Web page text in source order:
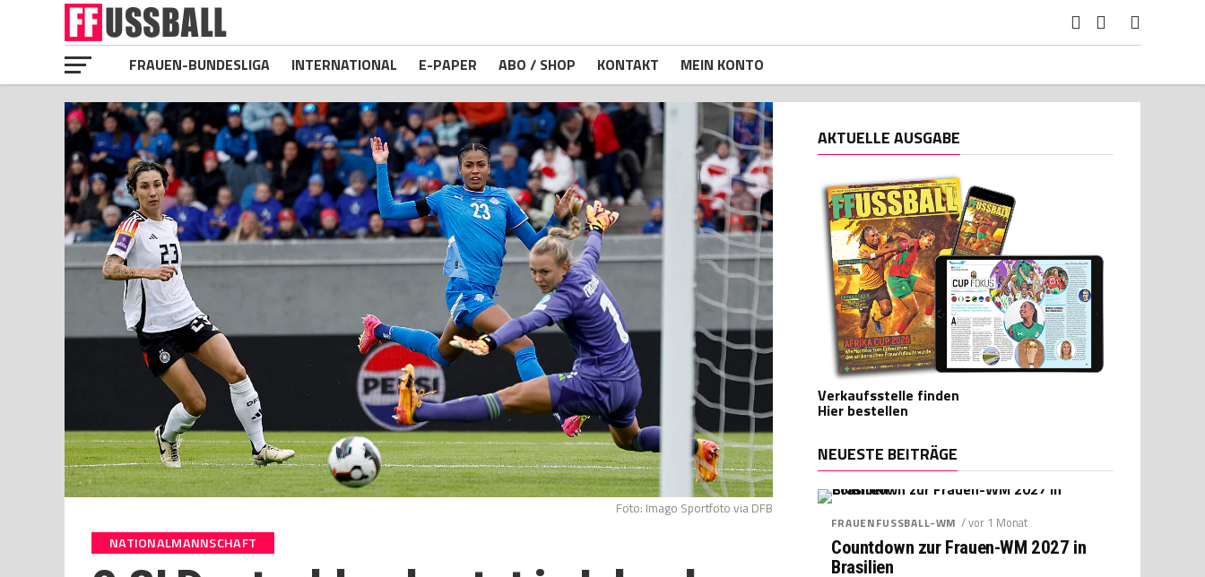
FRAUEN-BUNDESLIGA INTERNATIONAL E-PAPER ABO / SHOP KONTAKT MEIN KONTO
Foto: Imago Sportfoto via DFB
NATIONALMANNSCHAFT
AKTUELLE AUSGABE
Verkaufsstelle finden
Hier bestellen
NEUESTE BEITRÄGE
FRAUENFUSSBALL-WM / vor 1 Monat
Countdown zur Frauen-WM 2027 in
Brasilien